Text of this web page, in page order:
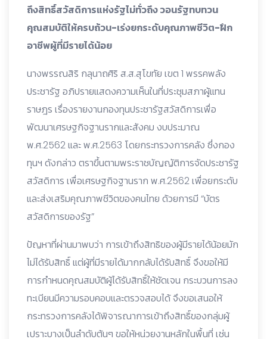
ถึงสิทธิ์สวัสดิการแห่งรัฐไม่ทั่วถึง วอนรัฐทบทวน
คุณสมบัติให้ครบถ้วน-เร่งยกระดับคุณภาพชีวิต-ฝึก
อาชีพผู้ที่มีรายได้น้อย
นางพรรณสิริ กลุนาถศิริ ส.ส.สุโขทัย เขต 1 พรรคพลัง
ประชารัฐ อภิปรายแสดงความเห็นในที่ประชุมสภาผู้แทน
ราษฎร เรื่องรายงานกองทุนประชารัฐสวัสดิการเพื่อ
พัฒนาเศรษฐกิจฐานรากและสังคม งบประมาณ
พ.ศ.2562 และ พ.ศ.2563 โดยกระทรวงการคลัง ซึ่งกอง
ทุนฯ ดังกล่าว ตราขึ้นตามพระราชบัญญัติการจัดประชารัฐ
สวัสดิการ เพื่อเศรษฐกิจฐานราก พ.ศ.2562 เพื่อยกระดับ
และส่งเสริมคุณภาพชีวิตของคนไทย ด้วยการมี “บัตร
สวัสดิการของรัฐ”
ปัญหาที่ผ่านมาพบว่า การเข้าถึงสิทธิของผู้มีรายได้น้อยมัก
ไม่ได้รับสิทธิ์ แต่ผู้ที่มีรายได้มากกลับได้รับสิทธิ์ จึงขอให้มี
การกำหนดคุณสมบัติผู้ได้รับสิทธิ์ให้ชัดเจน กระบวนการลง
ทะเบียนมีความรอบคอบและตรวจสอบได้ จึงขอเสนอให้
กระทรวงการคลังได้พิจารณาการเข้าถึงสิทธิ์ของกลุ่มผู้
เปราะบางเป็นลำดับต้นๆ ขอให้หน่วยงานหลักในพื้นที่ เช่น